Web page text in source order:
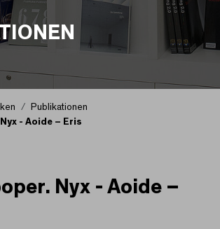
Publikationen
- Aoide – Eris
Nyx - Aoide –